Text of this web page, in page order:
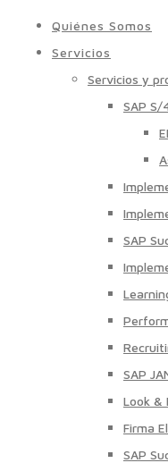
Quiénes Somos
Servicios
Servicios y
SAP S/
SAP
SAP
Look &
Firma
SAP